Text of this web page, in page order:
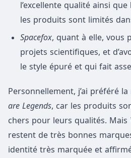
l’excellente qualité ainsi
les produits sont limités
Spacefox, quant à elle, vous
projets scientifiques, et
le style épuré et qui fait
Personnellement, j’ai préféré
are Legends, car les produits
chers pour leurs qualités. Mais
restent de très bonnes
identité très marquée et